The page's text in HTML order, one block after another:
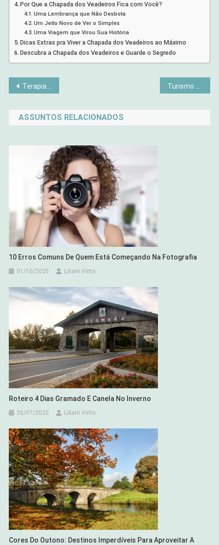
Por Que a Chapada dos Veadeiros Fica com Você?
Uma Lembrança que Não Desbota
Um Jeito Novo de Ver o Simples
Uma Viagem que Virou Sua História
Dicas Extras pra Viver a Chapada dos Veadeiros ao Máximo
Descubra a Chapada dos Veadeiros e Guarde o Segredo
Navegação
de
Post
Terapias Alternativas: Encontre o Equilíbrio Ideal Turismo em Vilarejos Escondidos: Viagens Longe do Turismo em Massa
ASSUNTOS RELACIONADOS
10 Erros Comuns De Quem Está Começando Na Fotografia
01/10/2025 Liliam Virtis
Roteiro 4 Dias Gramado E Canela No Inverno
26/07/2025 Liliam Virtis
Cores Do Outono: Destinos Imperdíveis Para Aproveitar A